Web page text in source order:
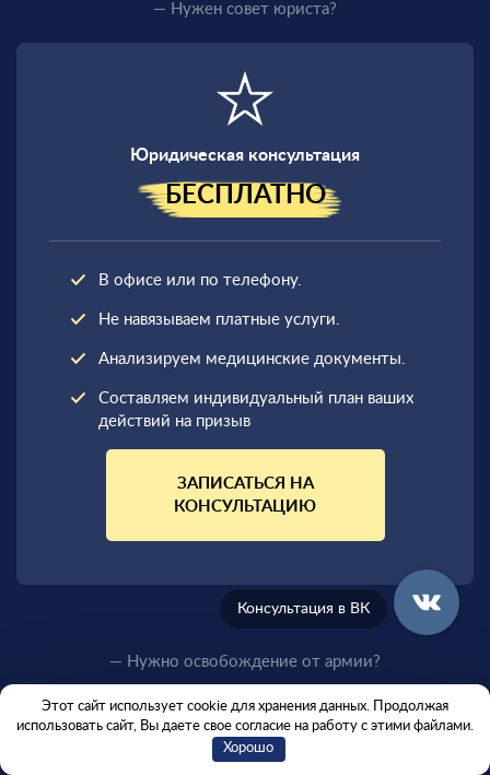
— Нужен совет юриста?
Юридическая консультация
БЕСПЛАТНО
В офисе или по телефону.
Не навязываем платные услуги.
Анализируем медицинские документы.
Составляем индивидуальный план ваших
действий на призыв
ЗАПИСАТЬСЯ НА
КОНСУЛЬТАЦИЮ
— Нужно освобождение от армии?
Консультация в ВК
Этот сайт использует cookie для хранения данных. Продолжая
использовать сайт, Вы даете свое согласие на работу с этими файлами.
Хорошо